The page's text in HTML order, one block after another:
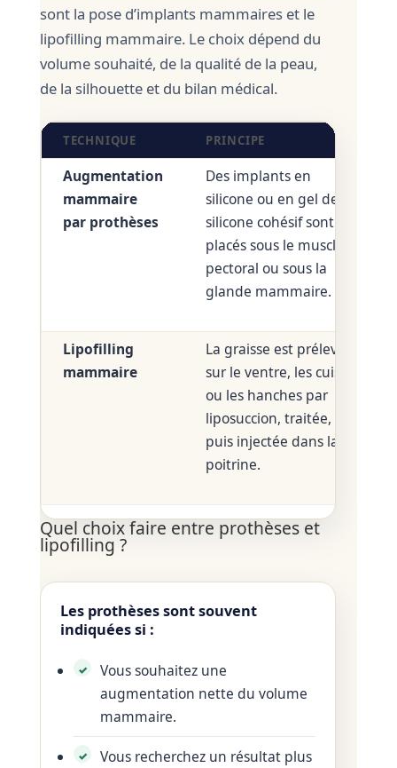
sont la pose d’implants mammaires et le
lipofilling mammaire. Le choix dépend du
volume souhaité, de la qualité de la peau,
de la silhouette et du bilan médical.
TECHNIQUE PRINCIPE
Augmentation
mammaire
par prothèses
Des implants en
silicone ou en gel de
silicone cohésif sont
placés sous le muscle
pectoral ou sous la
glande mammaire.
Lipofilling
mammaire
La graisse est prélevée
sur le ventre, les cuisses
ou les hanches par
liposuccion, traitée,
puis injectée dans la
poitrine.
Quel choix faire entre prothèses et
lipofilling ?
Les prothèses sont souvent
indiquées si :
Vous souhaitez une
augmentation nette du volume
mammaire.
Vous recherchez un résultat plus